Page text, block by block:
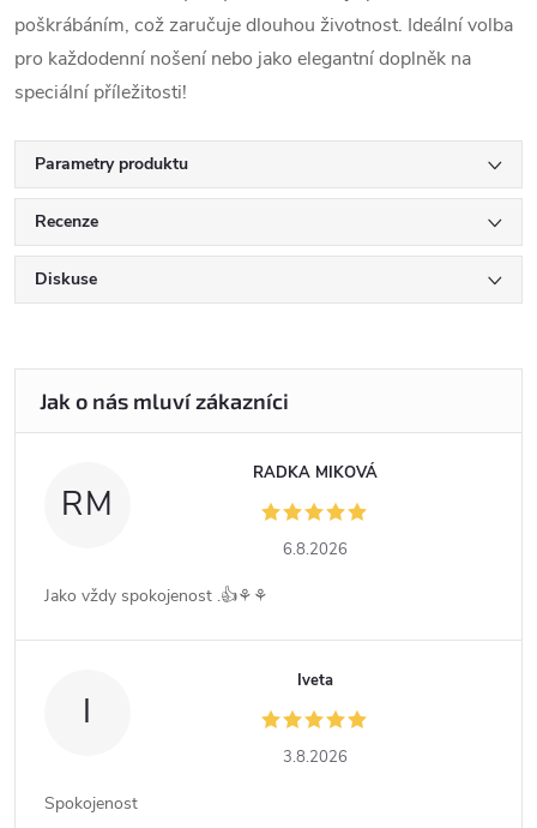
poškrábáním, což zaručuje dlouhou životnost. Ideální volba
pro každodenní nošení nebo jako elegantní doplněk na
speciální příležitosti!
Parametry produktu
Recenze
Diskuse
RM
RADKA MIKOVÁ
6.8.2026
Jako vždy spokojenost .👍⚘️⚘️
I
Iveta
3.8.2026
Spokojenost